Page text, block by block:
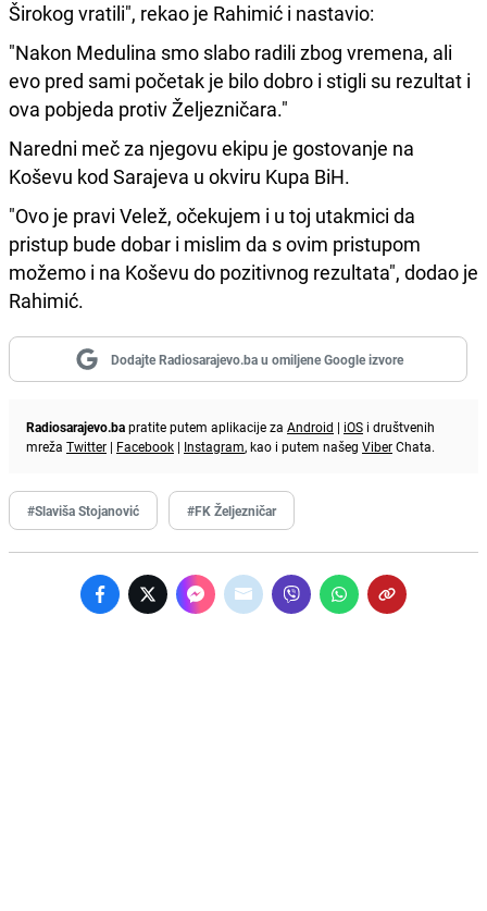
Širokog vratili", rekao je Rahimić i nastavio:
"Nakon Medulina smo slabo radili zbog vremena, ali
evo pred sami početak je bilo dobro i stigli su rezultat i
ova pobjeda protiv Željezničara."
Naredni meč za njegovu ekipu je gostovanje na
Koševu kod Sarajeva u okviru Kupa BiH.
"Ovo je pravi Velež, očekujem i u toj utakmici da
pristup bude dobar i mislim da s ovim pristupom
možemo i na Koševu do pozitivnog rezultata", dodao je
Rahimić.
Dodajte Radiosarajevo.ba u omiljene Google izvore
Radiosarajevo.bapratite putem aplikacije za Android | iOS i društvenih
mreža Twitter | Facebook | Instagram, kao i putem našeg ViberChata.
#Slaviša Stojanović #FK Željezničar